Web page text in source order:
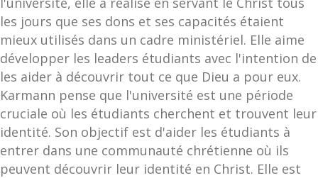
les jours que ses dons et ses capacités étaient
mieux utilisés dans un cadre ministériel. Elle aime
développer les leaders étudiants avec l'intention de
les aider à découvrir tout ce que Dieu a pour eux.
Karmann pense que l'université est une période
cruciale où les étudiants cherchent et trouvent leur
identité. Son objectif est d'aider les étudiants à
entrer dans une communauté chrétienne où ils
peuvent découvrir leur identité en Christ. Elle est